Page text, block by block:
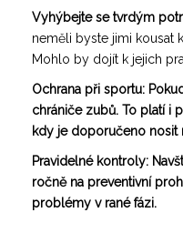
Vyhýbejte se tvrdým
neměli byste jimi kousat
Mohlo by dojít k jejich
Ochrana při sportu:
chrániče zubů. To platí i
kdy je doporučeno nosit
Pravidelné kontroly:
ročně na preventivní
problémy v rané fázi.